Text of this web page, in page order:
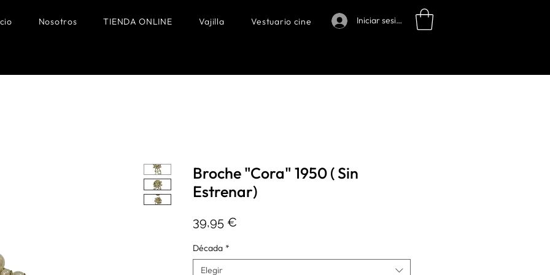
Nosotros TIENDA ONLINE Vajilla Vestuario cine Iniciar sesión
Broche "Cora" 1950 ( Sin
Estrenar)
39,95 €
Década *
Elegir